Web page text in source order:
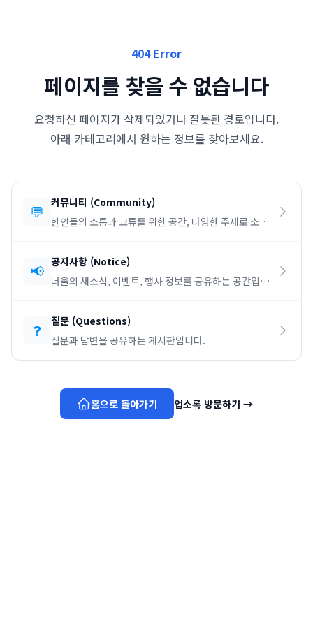
404 Error
페이지를 찾을 수 없습니다
요청하신 페이지가 삭제되었거나 잘못된 경로입니다.
아래 카테고리에서 원하는 정보를 찾아보세요.
💬 커뮤니티 (Community)
한인들의 소통과 교류를 위한 공간, 다양한 주제로 소통
📢 공지사항 (Notice)
너울의 새소식, 이벤트, 행사 정보를 공유하는 공간입니
❓ 질문 (Questions)
질문과 답변을 공유하는 게시판입니다.
홈으로 돌아가기 업소록 방문하기 →